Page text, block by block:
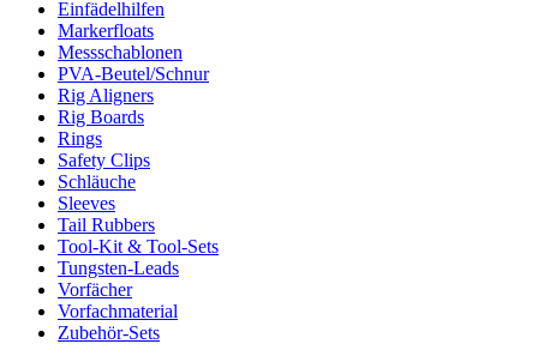
Einfädelhilfen
Markerfloats
Messschablonen
PVA-Beutel/Schnur
Rig Aligners
Rig Boards
Rings
Safety Clips
Schläuche
Sleeves
Tail Rubbers
Tool-Kit & Tool-Sets
Tungsten-Leads
Vorfächer
Vorfachmaterial
Zubehör-Sets